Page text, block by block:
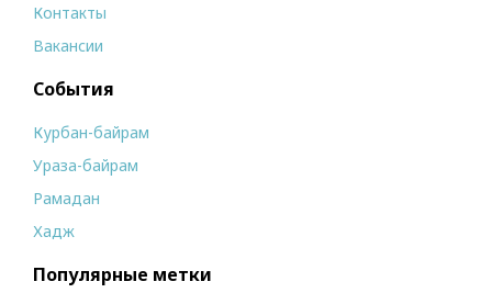
Контакты
Вакансии
События
Курбан-байрам
Ураза-байрам
Рамадан
Хадж
Популярные метки